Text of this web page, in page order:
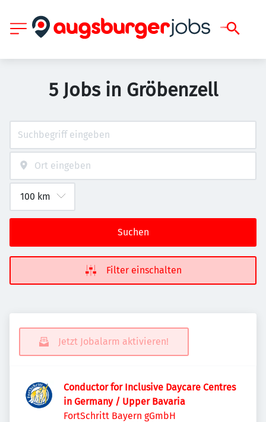
5 Jobs in Gröbenzell
Suchen
Filter einschalten
Jetzt Jobalarm aktivieren!
Conductor for Inclusive Daycare Centres
in Germany / Upper Bavaria
FortSchritt Bayern gGmbH